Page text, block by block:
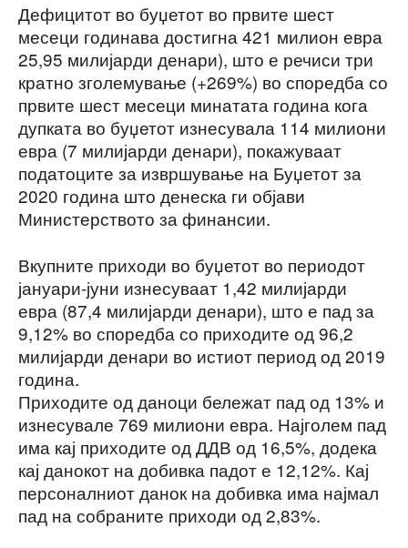
Дефицитот во буџетот во првите шест
месеци годинава достигна 421 милион евра
25,95 милијарди денари), што е речиси три
кратно зголемување (+269%) во споредба со
првите шест месеци минатата година кога
дупката во буџетот изнесувала 114 милиони
евра (7 милијарди денари), покажуваат
податоците за извршување на Буџетот за
2020 година што денеска ги објави
Министерството за финансии.
Вкупните приходи во буџетот во периодот
јануари-јуни изнесуваат 1,42 милијарди
евра (87,4 милијарди денари), што е пад за
9,12% во споредба со приходите од 96,2
милијарди денари во истиот период од 2019
година.
Приходите од даноци бележат пад од 13% и
изнесувале 769 милиони евра. Најголем пад
има кај приходите од ДДВ од 16,5%, додека
кај данокот на добивка падот е 12,12%. Кај
персоналниот данок на добивка има најмал
пад на собраните приходи од 2,83%.